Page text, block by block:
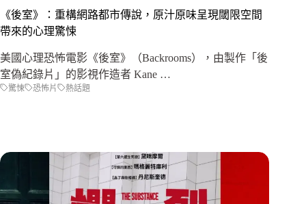
《後室》：重構網路都市傳說，原汁原味呈現閾限空間
帶來的心理驚悚
美國心理恐怖電影《後室》（Backrooms），由製作「後
室偽紀錄片」的影視作造者 Kane …
驚悚 恐怖片 熱話題